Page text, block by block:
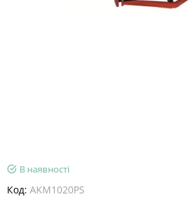
В наявності
Код: AKM1020PS